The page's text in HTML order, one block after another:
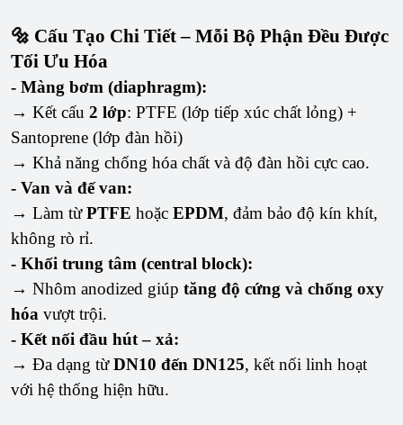
🔩 Cấu Tạo Chi Tiết – Mỗi Bộ Phận Đều Được
Tối Ưu Hóa
- Màng bơm (diaphragm):
→ Kết cấu 2 lớp: PTFE (lớp tiếp xúc chất lỏng) +
Santoprene (lớp đàn hồi)
→ Khả năng chống hóa chất và độ đàn hồi cực cao.
- Van và đế van:
→ Làm từPTFE hoặc EPDM, đảm bảo độ kín khít,
không rò rỉ.
- Khối trung tâm (central block):
→ Nhôm anodized giúp tăng độ cứng và chống oxy
hóa vượt trội.
- Kết nối đầu hút – xả:
→ Đa dạng từDN10 đến DN125, kết nối linh hoạt
với hệ thống hiện hữu.